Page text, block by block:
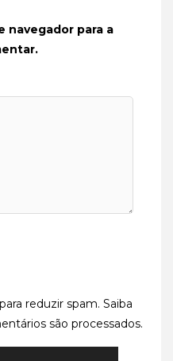
navegador para a
reduzir spam. Saiba
são processados.